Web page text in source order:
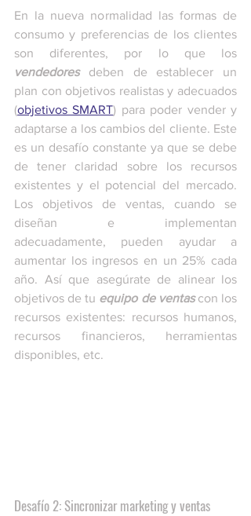
En la nueva normalidad las formas de
consumo y preferencias de los clientes
vendedores deben de establecer un
plan con objetivos realistas y adecuados
(objetivos SMART) para poder vender y
adaptarse a los cambios del cliente. Este
es un desafío constante ya que se debe
de tener claridad sobre los recursos
existentes y el potencial del mercado.
Los objetivos de ventas, cuando se
diseñan e implementan
adecuadamente, pueden ayudar a
aumentar los ingresos en un 25% cada
año. Así que asegúrate de alinear los
objetivos de tu equipo de ventas con los
recursos existentes: recursos humanos,
recursos financieros, herramientas
disponibles, etc.
Desafío 2: Sincronizar marketing y ventas